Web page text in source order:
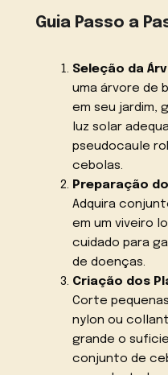
Guia Passo a
Seleção da
uma árvore de
em seu jardim,
luz solar
pseudocaule
cebolas.
Preparação
Adquira
em um viveiro
cuidado para
de doenças.
Criação dos
Corte
nylon ou
grande o
conjunto de